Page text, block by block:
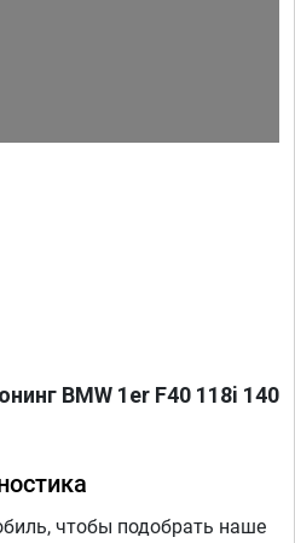
BMW 1er F40 118i 140
чтобы подобрать наше